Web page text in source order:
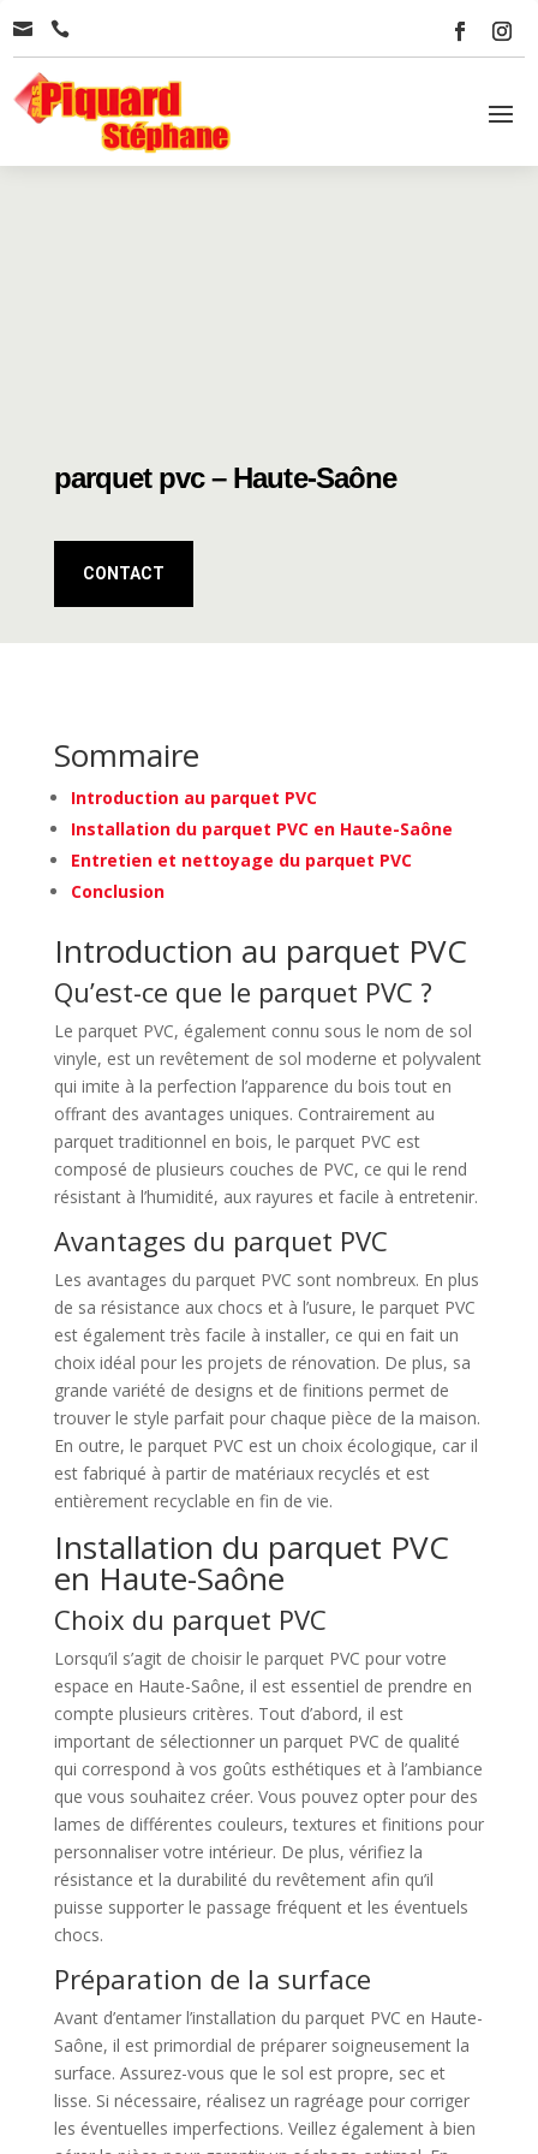
 
parquet pvc – Haute-Saône
CONTACT
Sommaire
Introduction au parquet PVC
Installation du parquet PVC en Haute-Saône
Entretien et nettoyage du parquet PVC
Conclusion
Introduction au parquet PVC
Qu’est-ce que le parquet PVC ?
Le parquet PVC, également connu sous le nom de sol
vinyle, est un revêtement de sol moderne et polyvalent
qui imite à la perfection l’apparence du bois tout en
offrant des avantages uniques. Contrairement au
parquet traditionnel en bois, le parquet PVC est
composé de plusieurs couches de PVC, ce qui le rend
résistant à l’humidité, aux rayures et facile à entretenir.
Avantages du parquet PVC
Les avantages du parquet PVC sont nombreux. En plus
de sa résistance aux chocs et à l’usure, le parquet PVC
est également très facile à installer, ce qui en fait un
choix idéal pour les projets de rénovation. De plus, sa
grande variété de designs et de finitions permet de
trouver le style parfait pour chaque pièce de la maison.
En outre, le parquet PVC est un choix écologique, car il
est fabriqué à partir de matériaux recyclés et est
entièrement recyclable en fin de vie.
Installation du parquet PVC
en Haute-Saône
Choix du parquet PVC
Lorsqu’il s’agit de choisir le parquet PVC pour votre
espace en Haute-Saône, il est essentiel de prendre en
compte plusieurs critères. Tout d’abord, il est
important de sélectionner un parquet PVC de qualité
qui correspond à vos goûts esthétiques et à l’ambiance
que vous souhaitez créer. Vous pouvez opter pour des
lames de différentes couleurs, textures et finitions pour
personnaliser votre intérieur. De plus, vérifiez la
résistance et la durabilité du revêtement afin qu’il
puisse supporter le passage fréquent et les éventuels
chocs.
Préparation de la surface
Avant d’entamer l’installation du parquet PVC en Haute-
Saône, il est primordial de préparer soigneusement la
surface. Assurez-vous que le sol est propre, sec et
lisse. Si nécessaire, réalisez un ragréage pour corriger
les éventuelles imperfections. Veillez également à bien